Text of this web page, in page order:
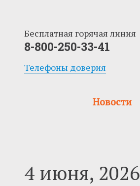
Бесплатная горячая линия
8-800-250-33-41
Телефоны доверия
Новости
4 июня, 2026